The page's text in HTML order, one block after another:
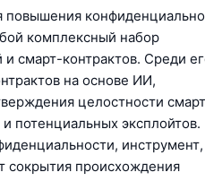
повышения
комплексный набор
смарт-контрактов. Среди
на основе ИИ,
целостности
потенциальных эксплойтов.
инструмент,
сокрытия происхождения